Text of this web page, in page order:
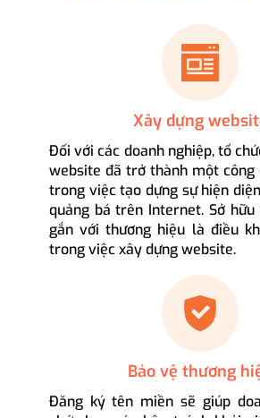
Xây dựng
Đối với các doanh nghiệp, tổ
website đã trở thành một công
trong việc tạo dựng sự hiện
quảng bá trên Internet. Sở
gắn với thương hiệu là điều
trong việc xây dựng website.
Bảo vệ thương
Đăng ký tên miền sẽ giúp